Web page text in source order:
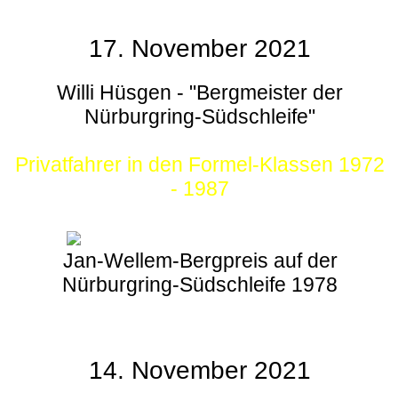
17. November 2021
Willi Hüsgen - "Bergmeister der
Nürburgring-Südschleife"
Privatfahrer in den Formel-Klassen 1972
- 1987
Jan-Wellem-Bergpreis auf der
Nürburgring-Südschleife 1978
14. November 2021